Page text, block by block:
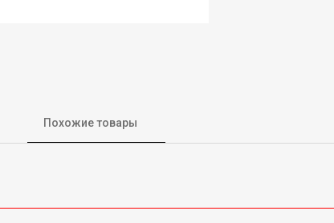
Похожие товары